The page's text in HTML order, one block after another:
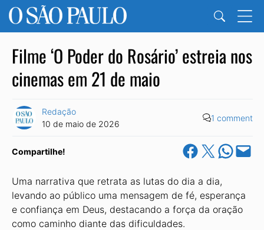
Filme ‘O Poder do Rosário’ estreia nos
cinemas em 21 de maio
Redação
10 de maio de 2026
1 comment
Compartilhe! Share on Facebook
Share on X Share on
Email this
Uma narrativa que retrata as lutas do dia a dia,
levando ao público uma mensagem de fé, esperança
e confiança em Deus, destacando a força da oração
como caminho diante das dificuldades.